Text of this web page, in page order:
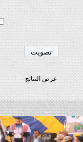
عرض النتائج